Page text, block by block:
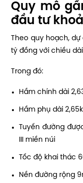
Quy mô
đầu tư
Theo quy hoạch,
tỷ đồng với chiều
Trong đó:
Hầm chính dài
Hầm phụ dài
Tuyến đường
III miền núi
Tốc độ khai thác
Nền đường rộng